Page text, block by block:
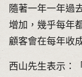
隨著一年一年過
增加，幾乎每年
顧客會在每年收
西山先生表示：